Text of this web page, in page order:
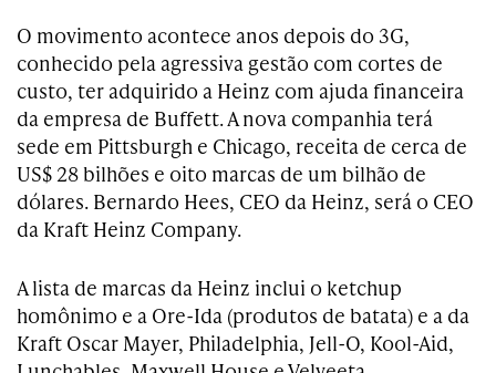
O movimento acontece anos depois do 3G,
conhecido pela agressiva gestão com cortes de
custo, ter adquirido a Heinz com ajuda financeira
da empresa de Buffett. A nova companhia terá
sede em Pittsburgh e Chicago, receita de cerca de
US$ 28 bilhões e oito marcas de um bilhão de
dólares. Bernardo Hees, CEO da Heinz, será o CEO
da Kraft Heinz Company.
A lista de marcas da Heinz inclui o ketchup
homônimo e a Ore-Ida (produtos de batata) e a da
Kraft Oscar Mayer, Philadelphia, Jell-O, Kool-Aid,